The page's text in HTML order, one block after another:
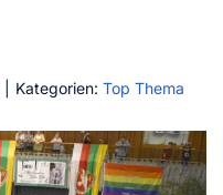
Kategorien: Top Thema